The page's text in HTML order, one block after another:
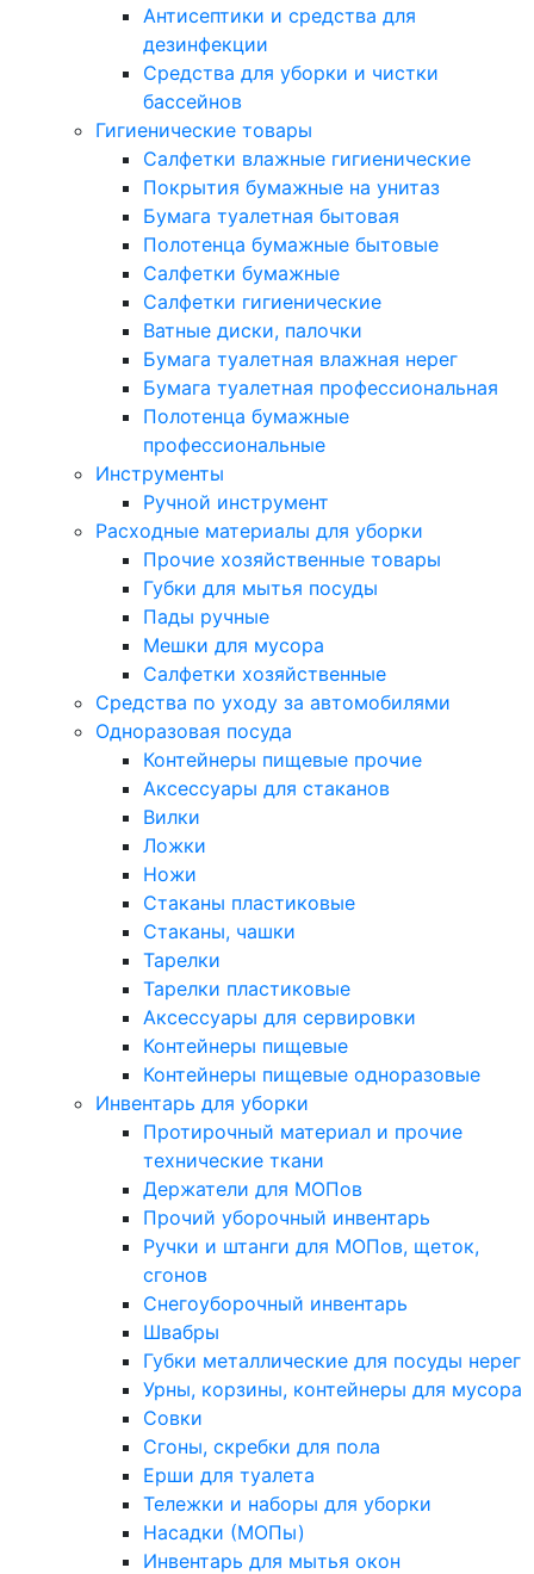
Антисептики и средства для
дезинфекции
Средства для уборки и чистки
бассейнов
Гигиенические товары
Салфетки влажные гигиенические
Покрытия бумажные на унитаз
Бумага туалетная бытовая
Полотенца бумажные бытовые
Салфетки бумажные
Салфетки гигиенические
Ватные диски, палочки
Бумага туалетная влажная нерег
Бумага туалетная профессиональная
Полотенца бумажные
профессиональные
Инструменты
Ручной инструмент
Расходные материалы для уборки
Прочие хозяйственные товары
Губки для мытья посуды
Пады ручные
Мешки для мусора
Салфетки хозяйственные
Средства по уходу за автомобилями
Одноразовая посуда
Контейнеры пищевые прочие
Аксессуары для стаканов
Вилки
Ложки
Ножи
Стаканы пластиковые
Стаканы, чашки
Тарелки
Тарелки пластиковые
Аксессуары для сервировки
Контейнеры пищевые
Контейнеры пищевые одноразовые
Инвентарь для уборки
Протирочный материал и прочие
технические ткани
Держатели для МОПов
Прочий уборочный инвентарь
Ручки и штанги для МОПов, щеток,
сгонов
Снегоуборочный инвентарь
Швабры
Губки металлические для посуды нерег
Урны, корзины, контейнеры для мусора
Совки
Сгоны, скребки для пола
Ерши для туалета
Тележки и наборы для уборки
Насадки (МОПы)
Инвентарь для мытья окон